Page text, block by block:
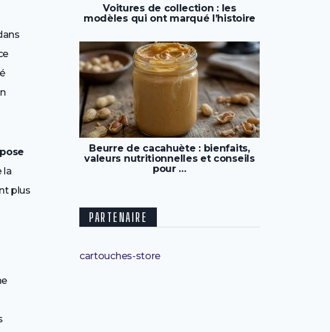
pose
la
plus
Voitures de collection : les
modèles qui ont marqué l’histoire
Beurre de cacahuète : bienfaits,
valeurs nutritionnelles et conseils
pour …
PARTENAIRE
cartouches-store